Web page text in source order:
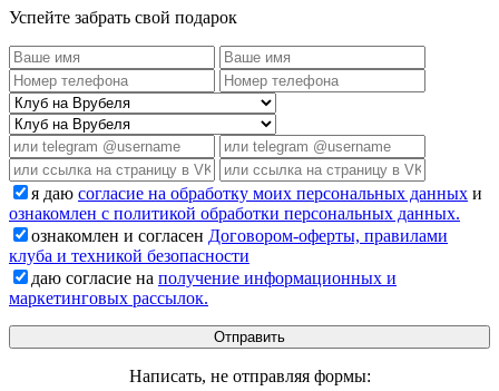
Успейте забрать свой подарок
я даю согласие на обработку моих персональных данных и
ознакомлен с политикой обработки персональных данных.
ознакомлен и согласен Договором-оферты, правилами
клуба и техникой безопасности
даю согласие на получение информационных и
маркетинговых рассылок.
Написать, не отправляя формы: